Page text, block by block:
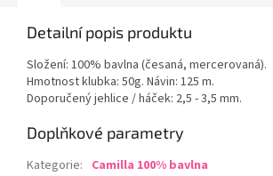
Detailní popis produktu
Složení: 100% bavlna (česaná, mercerovaná).
Hmotnost klubka: 50g. Návin: 125 m.
Doporučený jehlice / háček: 2,5 - 3,5 mm.
Doplňkové parametry
Kategorie: Camilla 100% bavlna